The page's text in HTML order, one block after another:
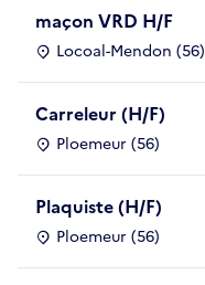
maçon VRD H/F
Locoal-Mendon (56)
Carreleur (H/F)
Ploemeur (56)
Plaquiste (H/F)
Ploemeur (56)